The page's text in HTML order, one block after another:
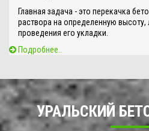
Главная задача - это перекачка
раствора на определенную высоту,
проведения его укладки.
Подробнее..
УРАЛЬСКИЙ